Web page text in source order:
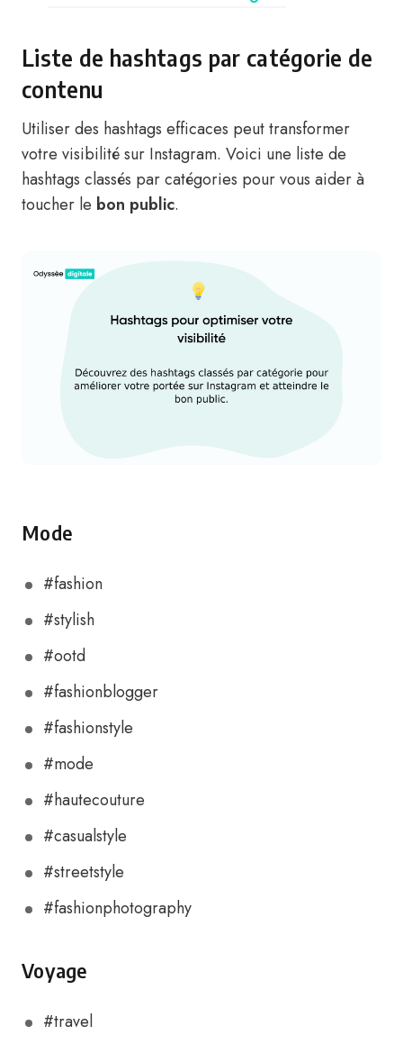
Liste de hashtags par catégorie de
contenu
Utiliser des hashtags efficaces peut transformer
votre visibilité sur Instagram. Voici une liste de
hashtags classés par catégories pour vous aider à
toucher le bon public.
Mode
#fashion
#stylish
#ootd
#fashionblogger
#fashionstyle
#mode
#hautecouture
#casualstyle
#streetstyle
#fashionphotography
Voyage
#travel